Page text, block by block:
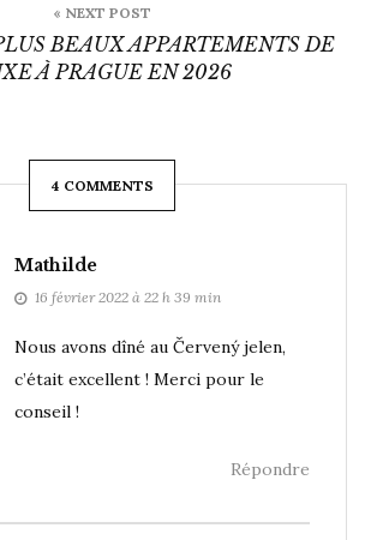
« NEXT POST
BEAUX APPARTEMENTS DE
À PRAGUE EN 2026
4 COMMENTS
Mathilde
16 février 2022 à 22 h 39 min
Nous avons dîné au Červený jelen,
c’était excellent ! Merci pour le
conseil !
Répondre